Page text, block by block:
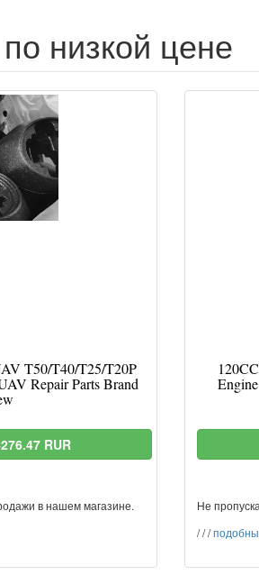
низкой цене
T50/T40/T25/T20P
Repair Parts Brand
RUR
в нашем магазине.
Не
///